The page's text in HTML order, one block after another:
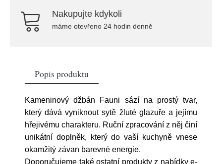
Nakupujte kdykoli
máme otevřeno 24 hodin denně
Popis produktu
Kameninový džbán Fauni sází na prostý tvar,
který dává vyniknout sytě žluté glazuře a jejímu
hřejivému charakteru. Ruční zpracování z něj činí
unikátní doplněk, který do vaší kuchyně vnese
okamžitý závan barevné energie.
Doporučujeme také ostatní produkty z nabídky e-